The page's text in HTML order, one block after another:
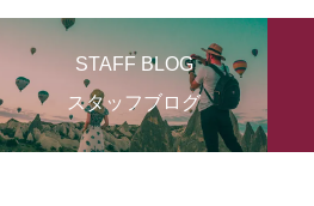
STAFF BLOG
スタッフブログ